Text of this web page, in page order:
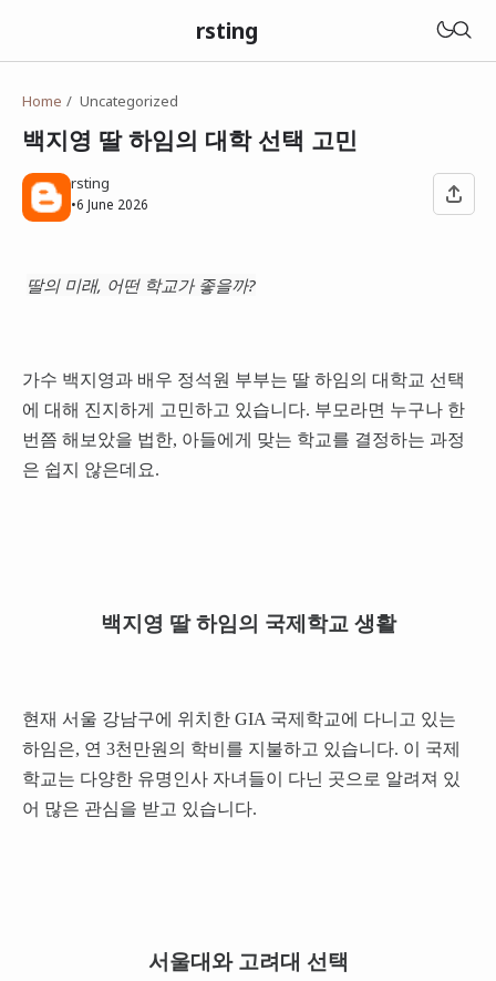
rsting
Home Uncategorized
백지영 딸 하임의 대학 선택 고민
rsting
•6 June 2026
딸의 미래, 어떤 학교가 좋을까?
가수 백지영과 배우 정석원 부부는 딸 하임의 대학교 선택
에 대해 진지하게 고민하고 있습니다. 부모라면 누구나 한
번쯤 해보았을 법한, 아들에게 맞는 학교를 결정하는 과정
은 쉽지 않은데요.
백지영 딸 하임의 국제학교 생활
현재 서울 강남구에 위치한 GIA 국제학교에 다니고 있는
하임은, 연 3천만원의 학비를 지불하고 있습니다. 이 국제
학교는 다양한 유명인사 자녀들이 다닌 곳으로 알려져 있
어 많은 관심을 받고 있습니다.
서울대와 고려대 선택